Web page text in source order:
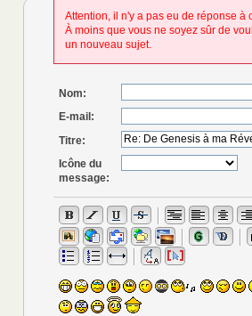
Attention, il n'y a pas eu de réponse
À moins que vous ne soyez sûr de
un nouveau sujet.
Nom:
E-mail:
Titre:
Icône du
message: